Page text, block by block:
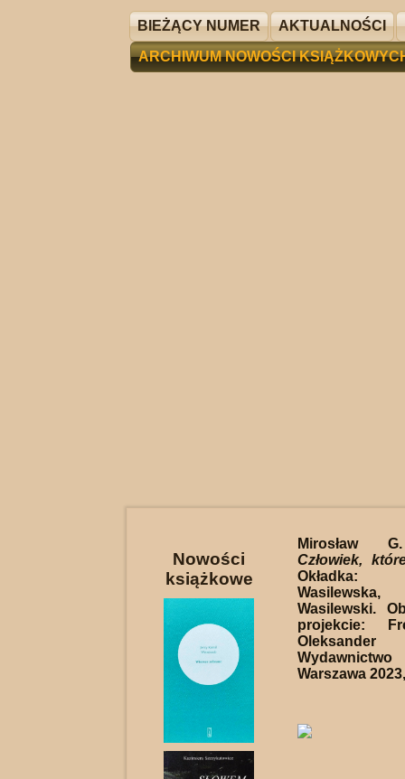
BIEŻĄCY NUMER AKTUALNOŚCI
ARCHIWUM NOWOŚCI
Nowości
książkowe
Mirosław
Człowiek,
Wasilewski.
projekcie:
Warszawa